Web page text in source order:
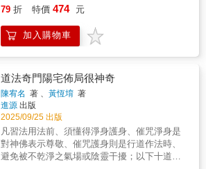
出能量，故觀象可以知數，觀象可以知氣，而
氣出於道，因此，知氣則明理，可謂藉象明
理，所以，理寓於象，象準於數，理象數一
79 折 特價 474 元
加入購物車
道法奇門陽宅佈局很神奇
陳宥名 著 、黃恆堉 著
進源 出版
2025/09/25 出版
凡習法用法前、須懂得淨身護身、催咒淨身是
對神佛表示尊敬、催咒護身則是行道作法時、
避免被不乾淨之氣場或陰靈干擾；以下十道咒